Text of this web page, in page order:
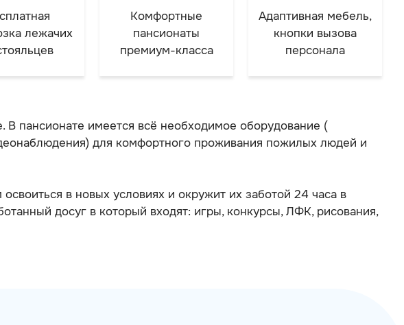
лежачих
Комфортные
пансионаты
премиум-класса
Адаптивная мебель,
кнопки вызова
персонала
пансионате имеется всё необходимое оборудование (
для комфортного проживания пожилых людей и
в новых условиях и окружит их заботой 24 часа в
досуг в который входят: игры, конкурсы, ЛФК, рисования,